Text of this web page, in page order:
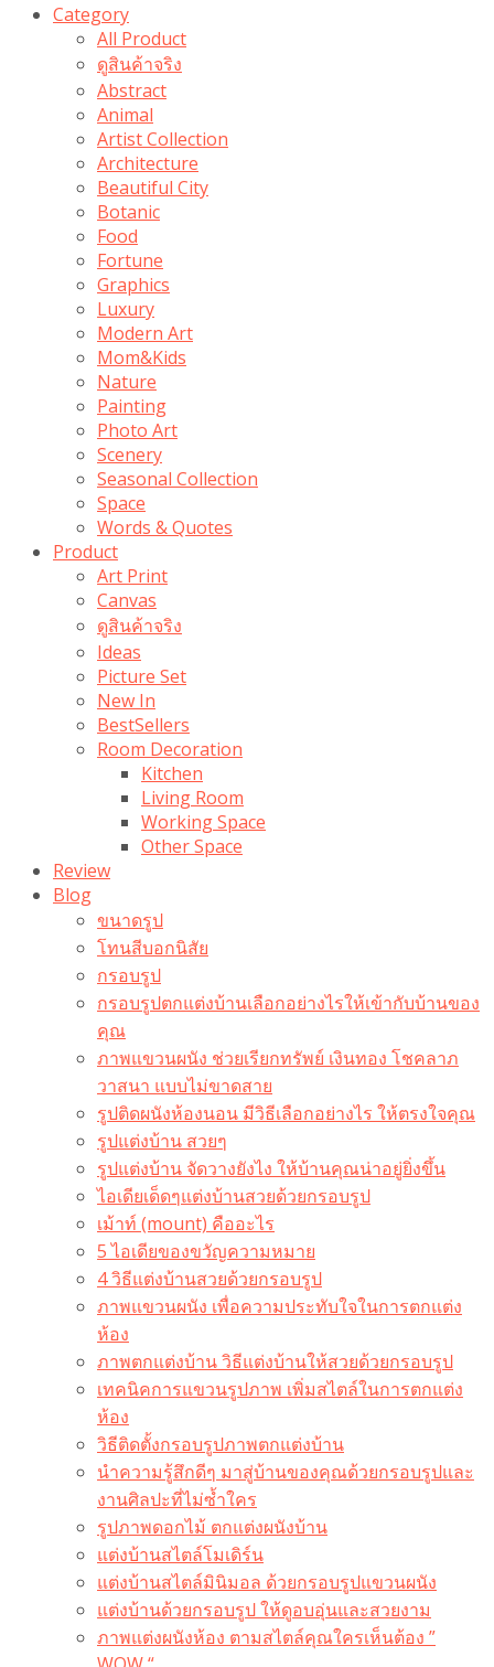
Category
All Product
ดูสินค้าจริง
Abstract
Animal
Artist Collection
Architecture
Beautiful City
Botanic
Food
Fortune
Graphics
Luxury
Modern Art
Mom&Kids
Nature
Painting
Photo Art
Scenery
Seasonal Collection
Space
Words & Quotes
Product
Art Print
Canvas
ดูสินค้าจริง
Ideas
Picture Set
New In
BestSellers
Room Decoration
Kitchen
Living Room
Working Space
Other Space
Review
Blog
ขนาดรูป
โทนสีบอกนิสัย
กรอบรูป
กรอบรูปตกแต่งบ้านเลือกอย่างไรให้เข้ากับบ้านของ
คุณ
ภาพแขวนผนัง ช่วยเรียกทรัพย์ เงินทอง โชคลาภ
วาสนา แบบไม่ขาดสาย
รูปติดผนังห้องนอน มีวิธีเลือกอย่างไร ให้ตรงใจคุณ
รูปแต่งบ้าน สวยๆ
รูปแต่งบ้าน จัดวางยังไง ให้บ้านคุณน่าอยู่ยิ่งขึ้น
ไอเดียเด็ดๆแต่งบ้านสวยด้วยกรอบรูป
เม้าท์ (mount) คืออะไร​
5 ไอเดียของขวัญความหมาย
4 วิธีแต่งบ้านสวยด้วยกรอบรูป
ภาพแขวนผนัง เพื่อความประทับใจในการตกแต่ง
ห้อง
ภาพตกแต่งบ้าน วิธีแต่งบ้านให้สวยด้วยกรอบรูป
เทคนิคการแขวนรูปภาพ เพิ่มสไตล์ในการตกแต่ง
ห้อง
วิธีติดตั้งกรอบรูปภาพตกแต่งบ้าน
นำความรู้สึกดีๆ มาสู่บ้านของคุณด้วยกรอบรูปและ
งานศิลปะที่ไม่ซ้ำใคร
รูปภาพดอกไม้ ตกแต่งผนังบ้าน
แต่งบ้านสไตล์โมเดิร์น
แต่งบ้านสไตล์มินิมอล ด้วยกรอบรูปแขวนผนัง
แต่งบ้านด้วยกรอบรูป ให้ดูอบอุ่นและสวยงาม
ภาพแต่งผนังห้อง ตามสไตล์คุณใครเห็นต้อง ”